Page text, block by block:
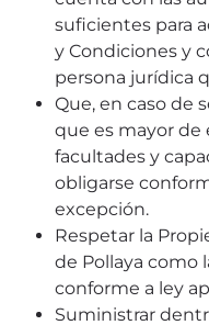
suficientes para
y Condiciones y
persona jurídica
Que, en caso de
que es mayor de
facultades y
obligarse
excepción.
Respetar la
de Pollaya como
conforme a ley
Suministrar